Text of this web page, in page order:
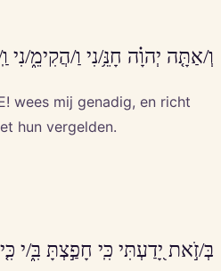
וְ/אַתָּ֤ה יְהוָ֗ה חָנֵּ֥/נִי וַ/הֲקִימֵ֑/
wees mij genadig, en richt
hun vergelden.
בְּ/זֹ֣את יָ֭דַעְתִּי כִּֽי חָפַ֣צְתָּ בִּ֑/י